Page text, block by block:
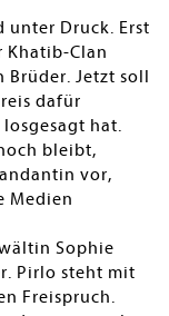
unter Druck. Erst
Khatib-Clan
Brüder. Jetzt soll
dafür
hat.
bleibt,
vor,
Medien
Sophie
Pirlo steht mit
Freispruch.